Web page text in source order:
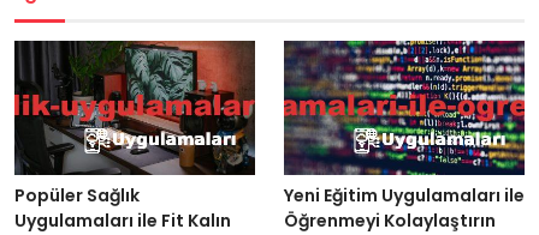
Popüler Sağlık
Uygulamaları ile Fit Kalın
Yeni Eğitim Uygulamaları ile
Öğrenmeyi Kolaylaştırın